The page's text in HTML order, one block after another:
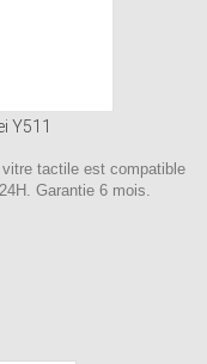
Y511
tactile est compatible
Garantie 6 mois.